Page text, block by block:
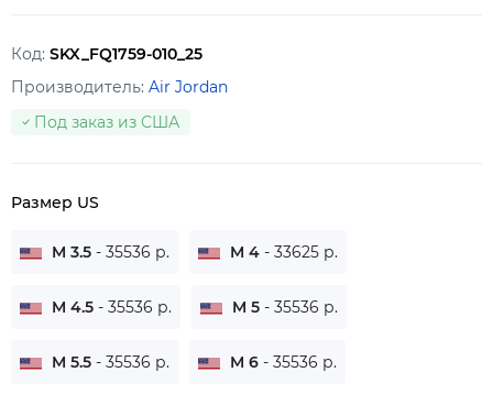
Код: SKX_FQ1759-010_25
Производитель: Air Jordan
Под заказ из США
Размер US
M 3.5 - 35536 р. M 4 - 33625 р.
M 4.5 - 35536 р. M 5 - 35536 р.
M 5.5 - 35536 р. M 6 - 35536 р.